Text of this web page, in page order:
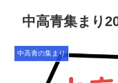
中高青集まり
中高青の集まり